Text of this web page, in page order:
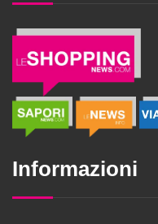
Informazioni